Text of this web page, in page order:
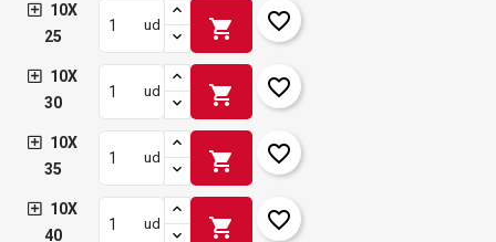
10X
25
ud shopping_cart favorite_border
10X
30
ud shopping_cart favorite_border
10X
35
ud shopping_cart favorite_border
10X
40
ud shopping_cart favorite_border